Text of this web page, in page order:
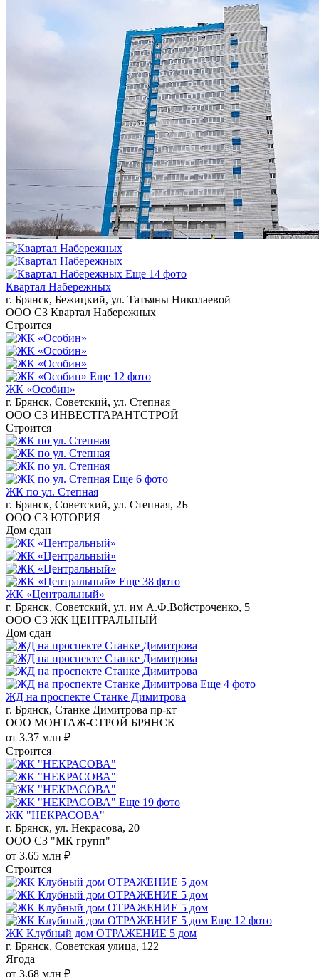
Еще 14 фото
Квартал Набережных
г. Брянск, Бежицкий, ул. Татьяны Николаевой
ООО СЗ Квартал Набережных
Строится
Еще 12 фото
ЖК «Особин»
г. Брянск, Советский, ул. Степная
ООО СЗ ИНВЕСТГАРАНТСТРОЙ
Строится
Еще 6 фото
ЖК по ул. Степная
г. Брянск, Советский, ул. Степная, 2Б
ООО СЗ ЮТОРИЯ
Дом сдан
Еще 38 фото
ЖК «Центральный»
г. Брянск, Советский, ул. им А.Ф.Войстроченко, 5
ООО СЗ ЖК ЦЕНТРАЛЬНЫЙ
Дом сдан
Еще 4 фото
ЖД на проспекте Станке Димитрова
г. Брянск, Станке Димитрова пр-кт
ООО МОНТАЖ-СТРОЙ БРЯНСК
от 3.37 млн ₽
Строится
Еще 19 фото
ЖК "НЕКРАСОВА"
г. Брянск, ул. Некрасова, 20
ООО СЗ "МК групп"
от 3.65 млн ₽
Строится
Еще 12 фото
ЖК Клубный дом ОТРАЖЕНИЕ 5 дом
г. Брянск, Советская улица, 122
Ягода
от 3.68 млн ₽